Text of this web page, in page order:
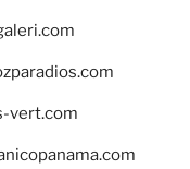
vert.com